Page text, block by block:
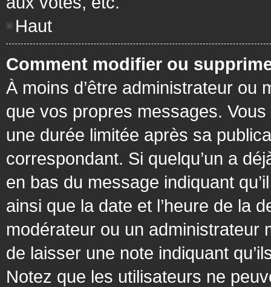
Haut
Comment modifier ou
À moins d’être administrateur ou
que vos propres messages.
une durée limitée après sa
correspondant. Si quelqu’un a
en bas du message indiquant
ainsi que la date et l’heure de la
modérateur ou un administrateur
de laisser une note indiquant
Notez que les utilisateurs ne